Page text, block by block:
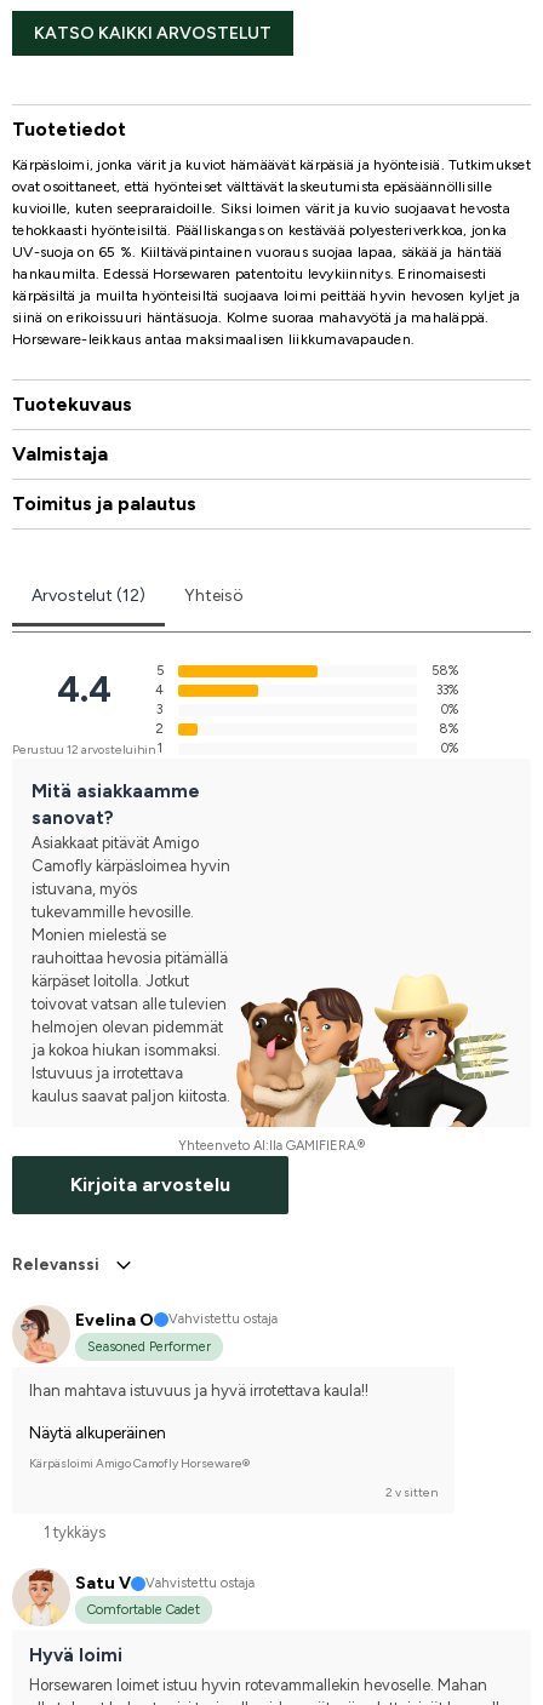
KATSO KAIKKI ARVOSTELUT
Tuotetiedot
Kärpäsloimi, jonka värit ja kuviot hämäävät kärpäsiä ja hyönteisiä. Tutkimukset
ovat osoittaneet, että hyönteiset välttävät laskeutumista epäsäännöllisille
kuvioille, kuten seepraraidoille. Siksi loimen värit ja kuvio suojaavat hevosta
tehokkaasti hyönteisiltä. Päälliskangas on kestävää polyesteriverkkoa, jonka
UV-suoja on 65 %. Kiiltäväpintainen vuoraus suojaa lapaa, säkää ja häntää
hankaumilta. Edessä Horsewaren patentoitu levykiinnitys. Erinomaisesti
kärpäsiltä ja muilta hyönteisiltä suojaava loimi peittää hyvin hevosen kyljet ja
siinä on erikoissuuri häntäsuoja. Kolme suoraa mahavyötä ja mahaläppä.
Horseware-leikkaus antaa maksimaalisen liikkumavapauden.
Tuotekuvaus
Valmistaja
Toimitus ja palautus
Arvostelut (12) Yhteisö
4.4
Perustuu 12 arvosteluihin
5
58%
4
33%
3
0%
2
8%
1
0%
Mitä asiakkaamme
sanovat?
Asiakkaat pitävät Amigo
Camofly kärpäsloimea hyvin
istuvana, myös
tukevammille hevosille.
Monien mielestä se
rauhoittaa hevosia pitämällä
kärpäset loitolla. Jotkut
toivovat vatsan alle tulevien
helmojen olevan pidemmät
ja kokoa hiukan isommaksi.
Istuvuus ja irrotettava
kaulus saavat paljon kiitosta.
Yhteenveto AI:lla GAMIFIERA.®
Kirjoita arvostelu
Relevanssi
Evelina O
Vahvistettu ostaja
Seasoned Performer
Ihan mahtava istuvuus ja hyvä irrotettava kaula!!
Näytä alkuperäinen
Kärpäsloimi Amigo Camofly Horseware®
2 v sitten
1 tykkäys
Satu V
Vahvistettu ostaja
Comfortable Cadet
Hyvä loimi
Horsewaren loimet istuu hyvin rotevammallekin hevoselle. Mahan